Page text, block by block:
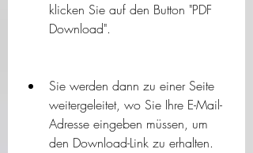
klicken Sie auf den Button "PDF
Download".
Sie werden dann zu einer Seite
weitergeleitet, wo Sie Ihre E-Mail-
Adresse eingeben müssen, um
den Download-Link zu erhalten.